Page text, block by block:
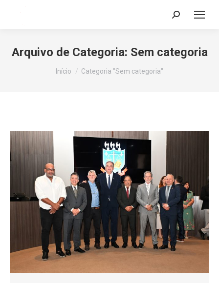
Search:
Arquivo de Categoria: Sem categoria
Você está aqui:
Início Categoria "Sem categoria"